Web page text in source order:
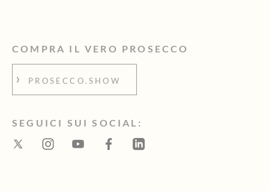
COMPRA IL VERO PROSECCO
PROSECCO.SHOW
SEGUICI SUI SOCIAL: